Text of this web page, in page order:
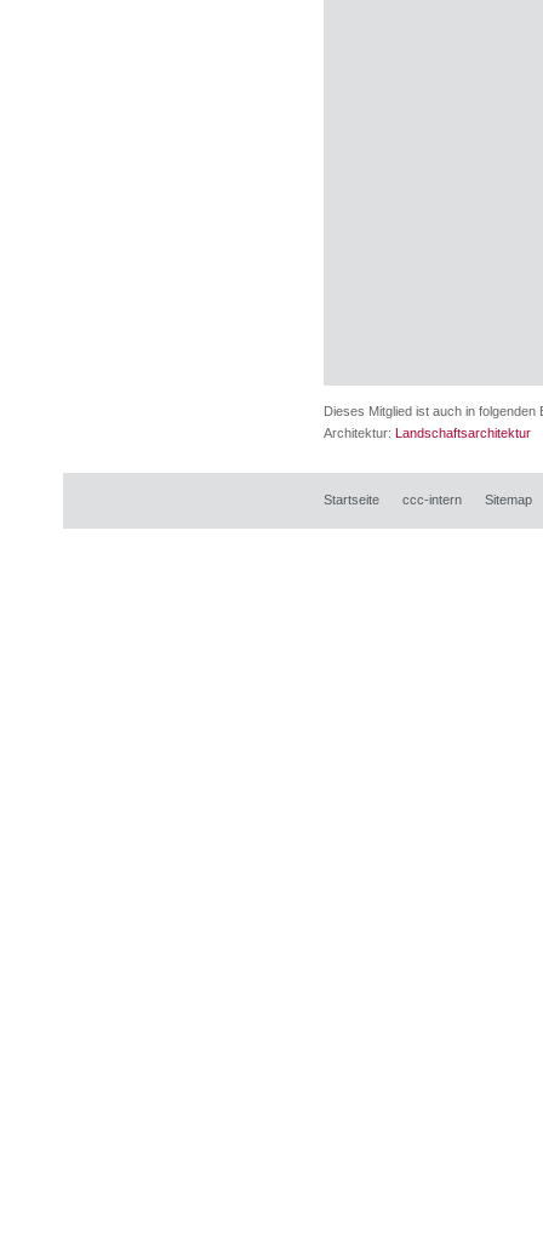
Dieses Mitglied ist auch in folgenden
Architektur: Landschaftsarchitektur
Startseite ccc-intern Sitemap